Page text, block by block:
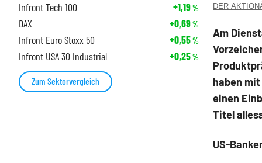
DER
Am
haben
einen
Titel
US-
Infront Tech 100
+1,19%
DAX +0,69%
Infront Euro Stoxx 50 +0,55%
Infront USA 30 Industrial +0,25%
Zum Sektorvergleich